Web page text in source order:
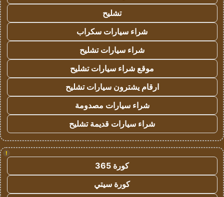
تشليح
شراء سيارات سكراب
شراء سيارات تشليح
موقع شراء سيارات تشليح
ارقام يشترون سيارات تشليح
شراء سيارات مصدومة
شراء سيارات قديمة تشليح
!
كورة 365
كورة سيتي